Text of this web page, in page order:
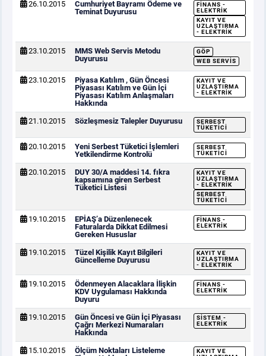
26.10.2015
Cumhuriyet Bayramı Ödeme ve
Teminat Duyurusu
FINANS -
ELEKTRIK
KAYIT VE
UZLAŞTIRMA
- ELEKTRIK
23.10.2015
MMS Web Servis Metodu
Duyurusu
GÖP
WEB SERVIS
23.10.2015
Piyasa Katılım , Gün Öncesi
Piyasası Katılım ve Gün İçi
Piyasası Katılım Anlaşmaları
Hakkında
KAYIT VE
UZLAŞTIRMA
- ELEKTRIK
21.10.2015 Sözleşmesiz Talepler Duyurusu
SERBEST
TÜKETICI
20.10.2015
Yeni Serbest Tüketici İşlemleri
Yetkilendirme Kontrolü
SERBEST
TÜKETICI
20.10.2015
DUY 30/A maddesi 14. fıkra
kapsamına giren Serbest
Tüketici Listesi
KAYIT VE
UZLAŞTIRMA
- ELEKTRIK
SERBEST
TÜKETICI
19.10.2015
EPİAŞ’a Düzenlenecek
Faturalarda Dikkat Edilmesi
Gereken Hususlar
FINANS -
ELEKTRIK
19.10.2015
Tüzel Kişilik Kayıt Bilgileri
Güncelleme Duyurusu
KAYIT VE
UZLAŞTIRMA
- ELEKTRIK
19.10.2015
Ödenmeyen Alacaklara İlişkin
KDV Uygulaması Hakkında
Duyuru
FINANS -
ELEKTRIK
19.10.2015
Gün Öncesi ve Gün İçi Piyasası
Çağrı Merkezi Numaraları
Hakkında
SISTEM -
ELEKTRIK
15.10.2015
Ölçüm Noktaları Listeleme
KAYIT VE